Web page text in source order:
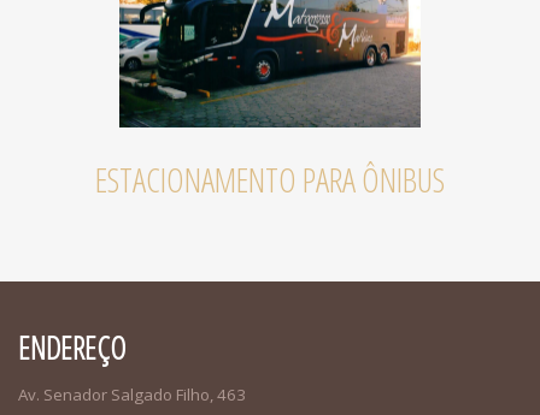
ESTACIONAMENTO PARA ÔNIBUS
ENDEREÇO
Av. Senador Salgado Filho, 463